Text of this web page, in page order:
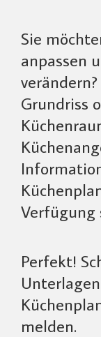
Sie
anpassen
Grundriss
Verfügung
Perfekt!
melden.